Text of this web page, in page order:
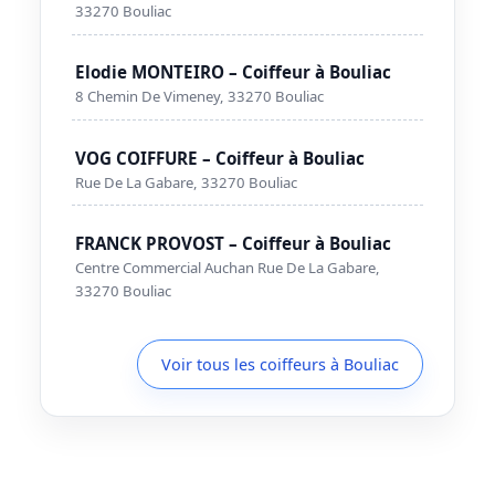
33270 Bouliac
Elodie MONTEIRO – Coiffeur à Bouliac
8 Chemin De Vimeney, 33270 Bouliac
VOG COIFFURE – Coiffeur à Bouliac
Rue De La Gabare, 33270 Bouliac
FRANCK PROVOST – Coiffeur à Bouliac
Centre Commercial Auchan Rue De La Gabare,
33270 Bouliac
Voir tous les coiffeurs à Bouliac